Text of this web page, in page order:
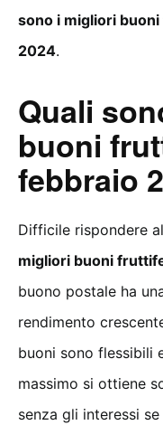
sono i migliori
2024.
Quali
buoni
febbraio
Difficile rispondere
migliori buoni
buono postale ha
rendimento
buoni sono flessibili
massimo si ottiene
senza gli interessi